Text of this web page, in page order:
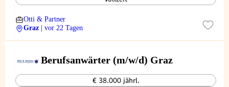
Otti & Partner
Graz
| vor 22 Tagen
Berufsanwärter (m/w/d) Graz
€ 38.000 jährl.